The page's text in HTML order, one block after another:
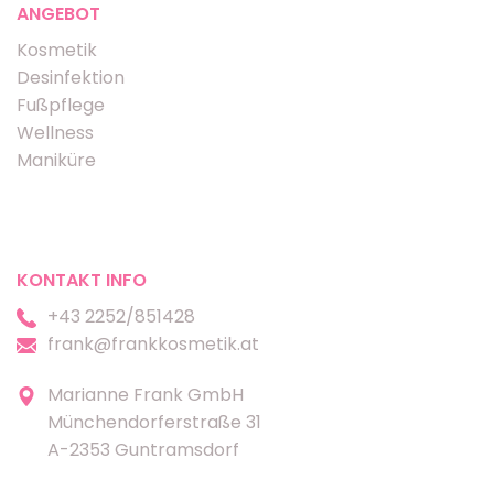
ANGEBOT
Kosmetik
Desinfektion
Fußpflege
Wellness
Maniküre
KONTAKT INFO
+43 2252/851428
frank@frankkosmetik.at
Marianne Frank GmbH
Münchendorferstraße 31
A-2353 Guntramsdorf